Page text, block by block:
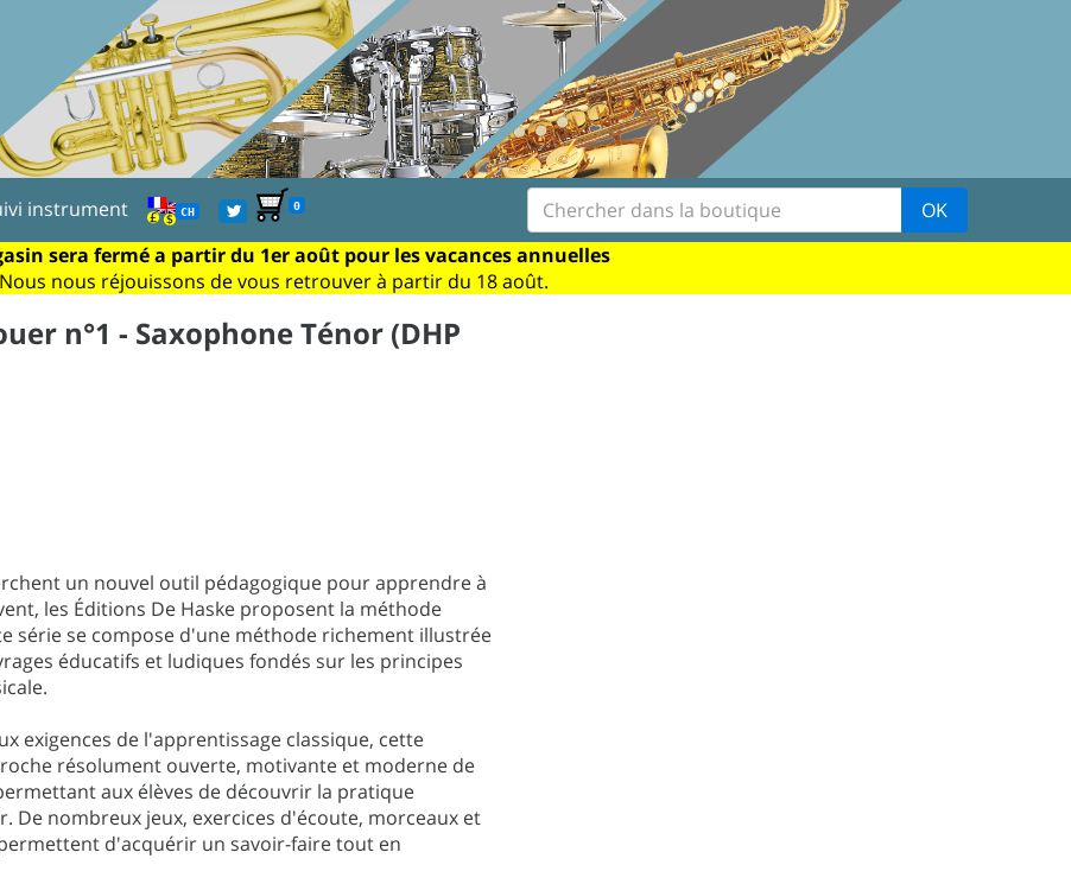
instrument CH 0
OK
sera fermé a partir du 1er août pour les vacances annuelles
Nous nous réjouissons de vous retrouver à partir du 18 août.
n°1 - Saxophone Ténor (DHP
un nouvel outil pédagogique pour apprendre à
les Éditions De Haske proposent la méthode
série se compose d'une méthode richement illustrée
éducatifs et ludiques fondés sur les principes
exigences de l'apprentissage classique, cette
résolument ouverte, motivante et moderne de
aux élèves de découvrir la pratique
De nombreux jeux, exercices d'écoute, morceaux et
d'acquérir un savoir-faire tout en